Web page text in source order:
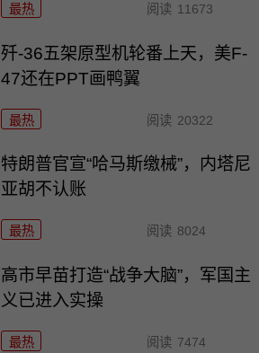
最热 阅读 11673
歼-36五架原型机轮番上天，美F-
47还在PPT画鸭翼
最热 阅读 20322
特朗普官宣“哈马斯缴械”，内塔尼
亚胡不认账
最热 阅读 8024
高市早苗打造“战争大脑”，军国主
义已进入实操
最热 阅读 7474